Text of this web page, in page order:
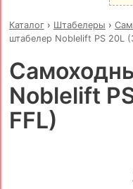
Каталог› Штабелеры ›
штабелер Noblelift PS 20L
Noblelift
FFL)